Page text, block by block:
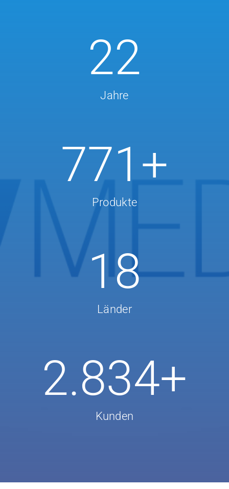
25
Jahre
896 +
Produkte
21
Länder
3.318+
Kunden